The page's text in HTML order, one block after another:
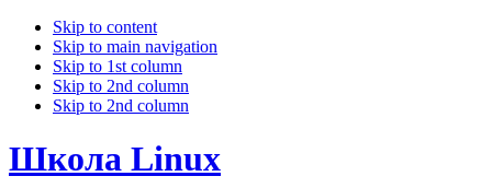
Skip to content
Skip to main navigation
Skip to 1st column
Skip to 2nd column
Skip to 2nd column
Школа Linux